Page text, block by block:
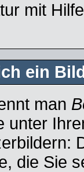
mit
ein
man
unter
die Sie